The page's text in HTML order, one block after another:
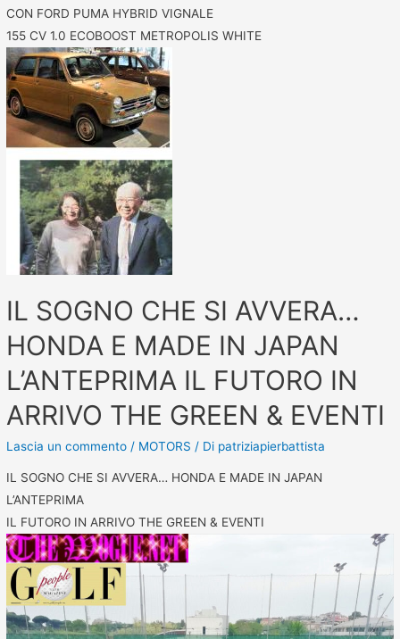
CON FORD PUMA HYBRID VIGNALE
155 CV 1.0 ECOBOOST METROPOLIS WHITE
IL SOGNO CHE SI AVVERA…
HONDA E MADE IN JAPAN
L’ANTEPRIMA IL FUTORO IN
ARRIVO THE GREEN & EVENTI
Lascia un commento / MOTORS / Di patriziapierbattista
IL SOGNO CHE SI AVVERA… HONDA E MADE IN JAPAN
L’ANTEPRIMA
IL FUTORO IN ARRIVO THE GREEN & EVENTI